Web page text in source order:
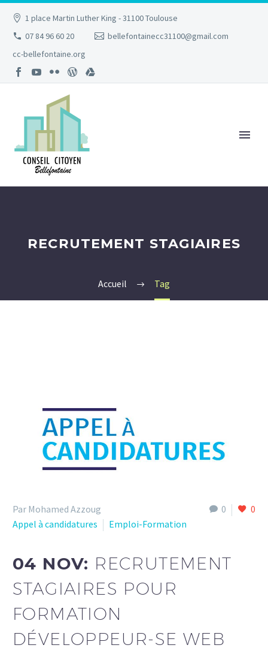
1 place Martin Luther King - 31100 Toulouse
07 84 96 60 20
bellefontainecc31100@gmail.com
cc-bellefontaine.org
RECRUTEMENT STAGIAIRES
Accueil Tag
0 0
Par Mohamed Azzoug
Appel à candidatures
Emploi-Formation
04 NOV: RECRUTEMENT
STAGIAIRES POUR
FORMATION
DÉVELOPPEUR-SE WEB